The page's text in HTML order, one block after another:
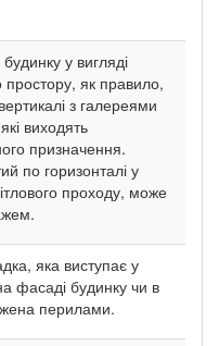
у вигляді
простору, як правило,
з галереями
виходять
призначення.
по горизонталі у
проходу, може
яка виступає у
фасаді будинку чи в
перилами.